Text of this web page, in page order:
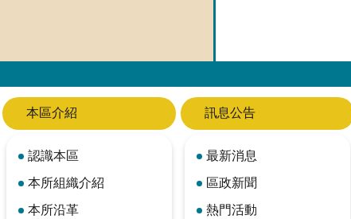
本區介紹
認識本區
本所組織介紹
本所沿革
訊息公告
最新消息
區政新聞
熱門活動